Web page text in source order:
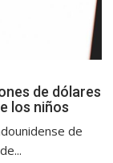
de dólares
los niños
de